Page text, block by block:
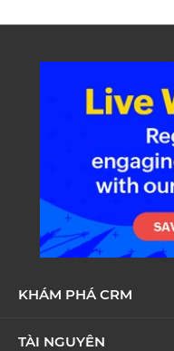
KHÁM PHÁ CRM
TÀI NGUYÊN